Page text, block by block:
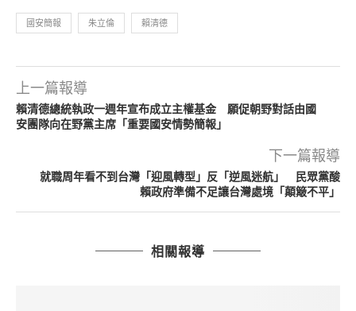
國安簡報 朱立倫 賴清德
上一篇報導
賴清德總統執政一週年宣布成立主權基金 願促朝野對話由國
安團隊向在野黨主席「重要國安情勢簡報」
下一篇報導
就職周年看不到台灣「迎風轉型」反「逆風迷航」 民眾黨酸
賴政府準備不足讓台灣處境「顛簸不平」
相關報導